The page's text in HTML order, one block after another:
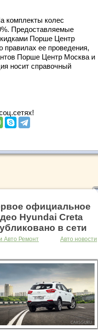
комплекты колес
Предоставляемые
Порше Центр
ее проведения,
Порше Центр Москва и
носит справочный
официальное
Hyundai Creta
в сети
Авто Ремонт Авто новости